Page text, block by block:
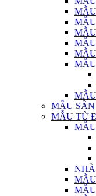
MẪU
MẪU TỪ